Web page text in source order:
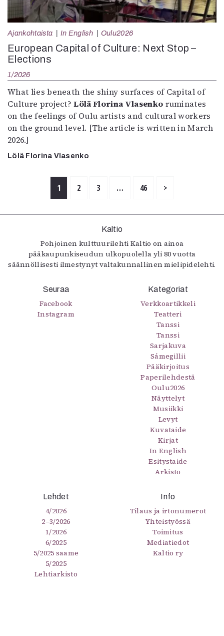
Ajankohtaista In English Oulu2026
European Capital of Culture: Next Stop –
Elections
1/2026
What lies beneath the shiny surfaces of Capital of
Culture project?Lölä Florina Vlasenko ruminates
on the feelings of Oulu artists and cultural workers
on the ground level. [The article is written in March
2026.]
Lölä Florina Vlasenko
1 2 3 … 46 >
Kaltio
Pohjoinen kulttuurilehti Kaltio on ainoa
pääkaupunkiseudun ulkopuolella yli 80 vuotta
säännöllisesti ilmestynyt valtakunnallinen mielipidelehti.
Seuraa
Facebook
Instagram
Kategoriat
Verkkoartikkeli
Teatteri
Tanssi
Tanssi
Sarjakuva
Sámegillii
Pääkirjoitus
Paperilehdestä
Oulu2026
Näyttelyt
Musiikki
Levyt
Kuvataide
Kirjat
In English
Esitystaide
Arkisto
Lehdet
4/2026
2–3/2026
1/2026
6/2025
5/2025 saame
5/2025
Lehtiarkisto
Info
Tilaus ja irtonumerot
Yhteistyössä
Toimitus
Mediatiedot
Kaltio ry